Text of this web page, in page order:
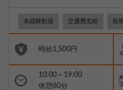
未経験歓迎 交通費支給 長期
時給1,500円
10:00～19:00
休憩60分